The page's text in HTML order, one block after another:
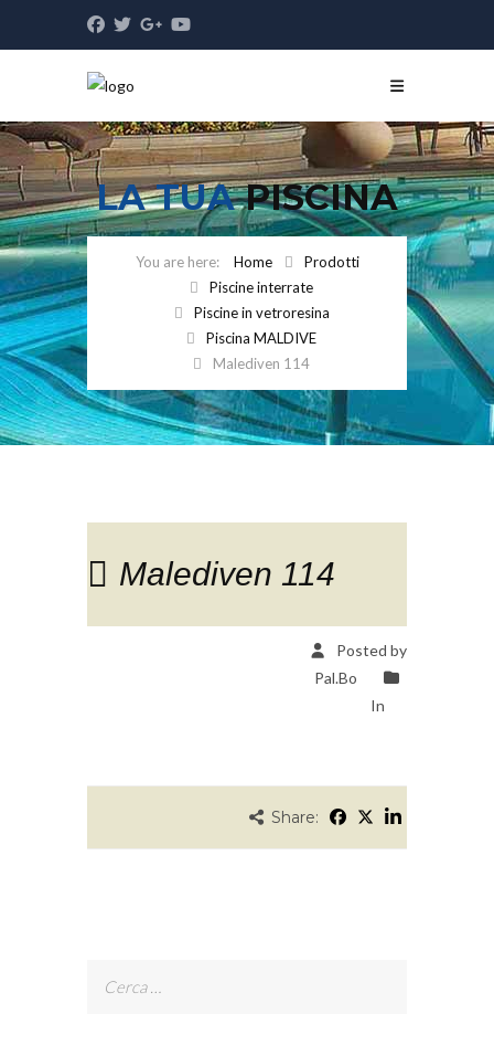
LA TUAPISCINA
Home
Prodotti
Piscine interrate
Piscine in vetroresina
Piscina MALDIVE
Malediven 114
Malediven 114
Posted by
Pal.Bo
In
Share: